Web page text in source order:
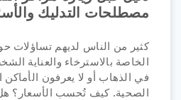
مصطلحات التدليك
كثير من الناس لديهم تساؤلات
الخاصة بالاسترخاء والعناية
في الذهاب أو لا يعرفون الأماكن
الصحية. كيف تُحسب الأسعار؟